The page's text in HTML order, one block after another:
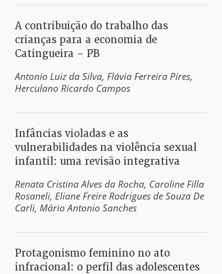
A contribuição do trabalho das
crianças para a economia de
Catingueira – PB
Antonio Luiz da Silva Flávia Ferreira Pires
Herculano Ricardo Campos
Infâncias violadas e as
vulnerabilidades na violência sexual
infantil: uma revisão integrativa
Renata Cristina Alves da Rocha Caroline Filla
Rosaneli Eliane Freire Rodrigues de Souza De
Carli Mário Antonio Sanches
Protagonismo feminino no ato
infracional: o perfil das adolescentes